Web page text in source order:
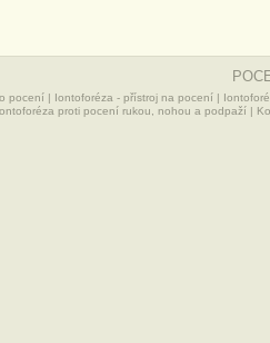
pocení| Iontoforéza - přístroj na pocení|
proti pocení rukou, nohou a podpaží |